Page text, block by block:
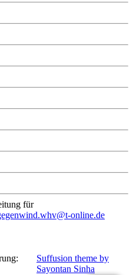
für
online.de
Suffusion theme by
Sayontan Sinha